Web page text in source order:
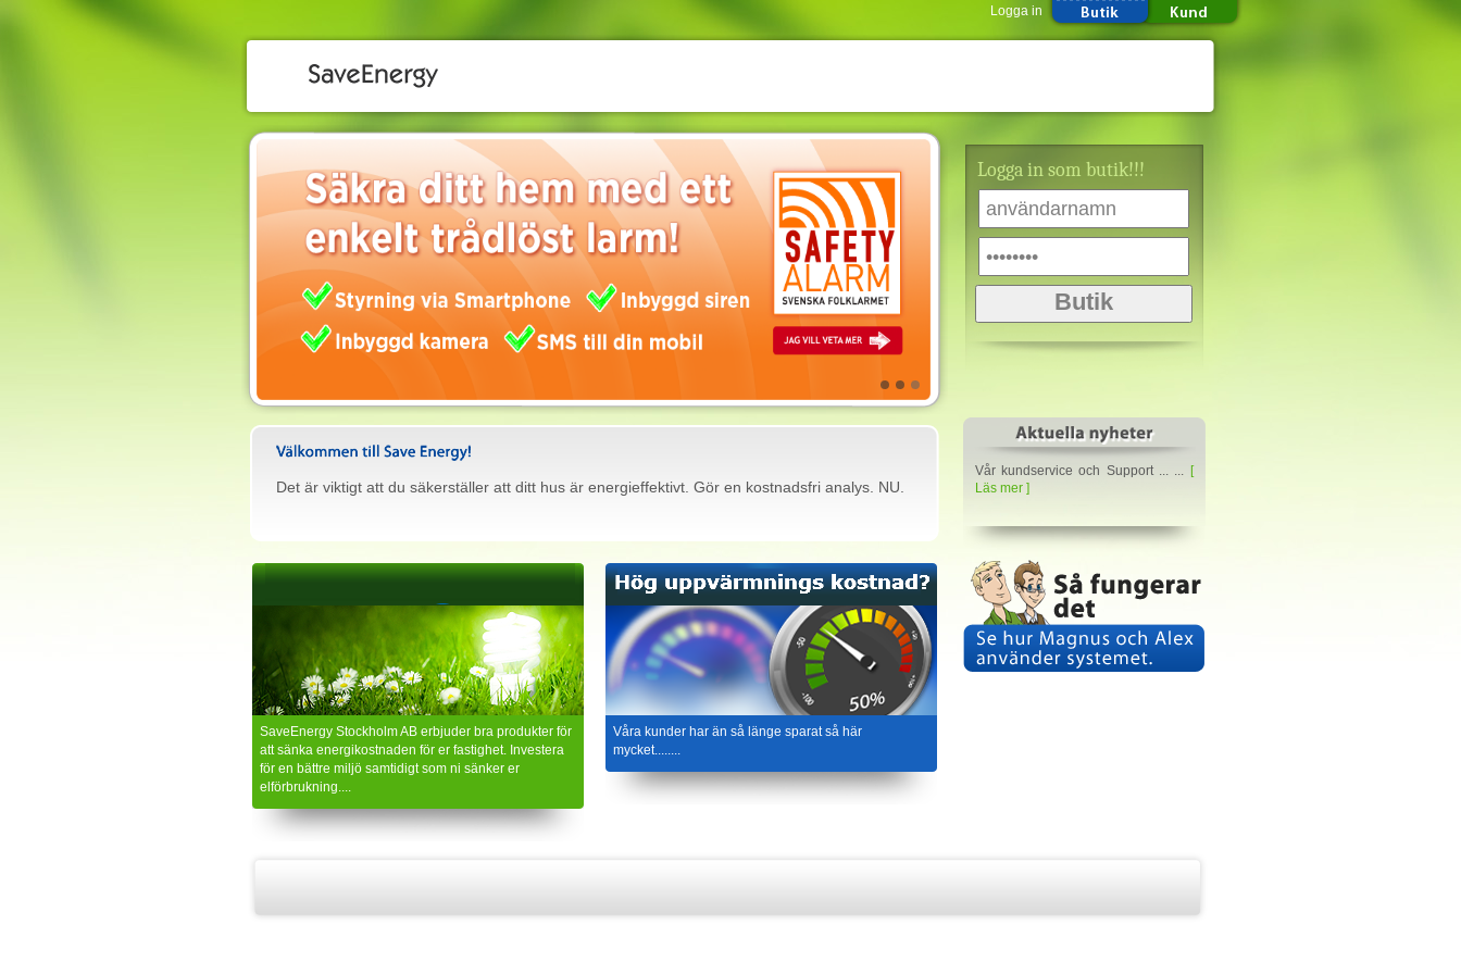
Logga in
Det är viktigt att du säkerställer att ditt hus är energieffektivt. Gör en kostnadsfri analys. NU.
SaveEnergy Stockholm AB erbjuder bra produkter för
att sänka energikostnaden för er fastighet. Investera
för en bättre miljö samtidigt som ni sänker er
elförbrukning....
Våra kunder har än så länge sparat så här
mycket........
Logga in som butik!!!
Vår kundservice och Support ... ... [
Läs mer ]